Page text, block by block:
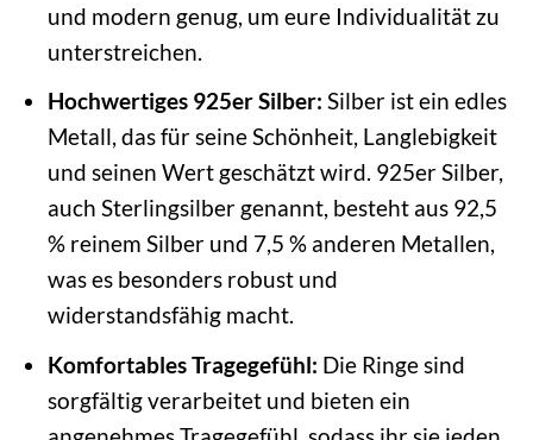
und modern genug, um eure Individualität zu
unterstreichen.
Hochwertiges 925er Silber: Silber ist ein edles
Metall, das für seine Schönheit, Langlebigkeit
und seinen Wert geschätzt wird. 925er Silber,
auch Sterlingsilber genannt, besteht aus 92,5
% reinem Silber und 7,5 % anderen Metallen,
was es besonders robust und
widerstandsfähig macht.
Komfortables Tragegefühl: Die Ringe sind
sorgfältig verarbeitet und bieten ein